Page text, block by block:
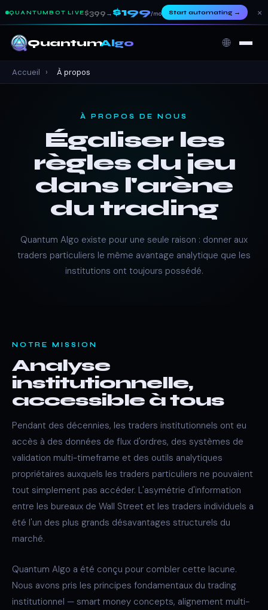
QUANTUMBOT LIVE $399 → $199/mo Start automating→ ×
QuantumAlgo 🌐
Accueil › À propos
À PROPOS DE NOUS
Égaliser les
règles du jeu
dans l'arène
du trading
Quantum Algo existe pour une seule raison : donner aux
traders particuliers le même avantage analytique que les
institutions ont toujours possédé.
NOTRE MISSION
Analyse
institutionnelle,
accessible à tous
Pendant des décennies, les traders institutionnels ont eu
accès à des données de flux d'ordres, des systèmes de
validation multi-timeframe et des outils analytiques
propriétaires auxquels les traders particuliers ne pouvaient
tout simplement pas accéder. L'asymétrie d'information
entre les bureaux de Wall Street et les traders individuels a
été l'un des plus grands désavantages structurels du
marché.
Quantum Algo a été conçu pour combler cette lacune.
Nous avons pris les principes fondamentaux du trading
institutionnel — smart money concepts, alignement multi-